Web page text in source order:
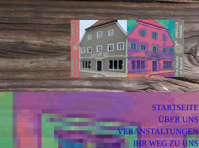
STARTSEITE
ÜBER UNS
VERANSTALTUNGEN
IHR WEG ZU UNS